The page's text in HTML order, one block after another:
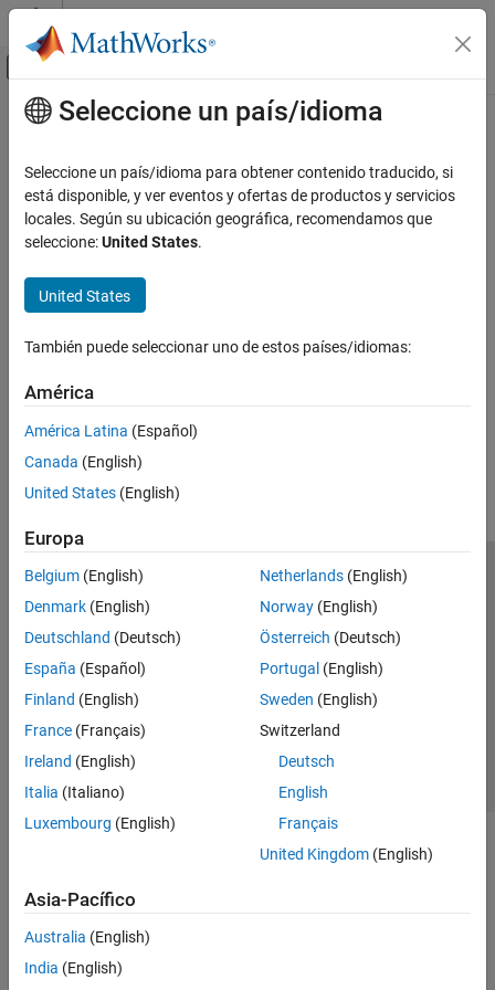
Saltar al contenido
Mostrar/ocultar menú de navegación
Inicio de Documentación
Contenido principal
¿Qué tan útil fue esta traducción?
Seleccione un país/idioma
Seleccione un país/idioma para obtener contenido traducido, si
está disponible, y ver eventos y ofertas de productos y servicios
locales. Según su ubicación geográfica, recomendamos que
seleccione:United States.
United States
También puede seleccionar uno de estos países/idiomas:
América
América Latina (Español)
Canada (English)
United States (English)
Europa
Belgium (English)
Denmark (English)
Deutschland (Deutsch)
España (Español)
Finland (English)
France (Français)
Ireland (English)
Italia (Italiano)
Luxembourg (English)
Netherlands(English)
Norway(English)
Österreich (Deutsch)
Portugal (English)
Sweden (English)
Switzerland
Deutsch
English
Français
United Kingdom(English)
Asia-Pacífico
Australia (English)
India (English)
Centro de confianza
Marcas comerciales
Política de privacidad
Antipiratería
Estado de las aplicaciones
Información de contacto
© 1994-2026 The MathWorks, Inc.